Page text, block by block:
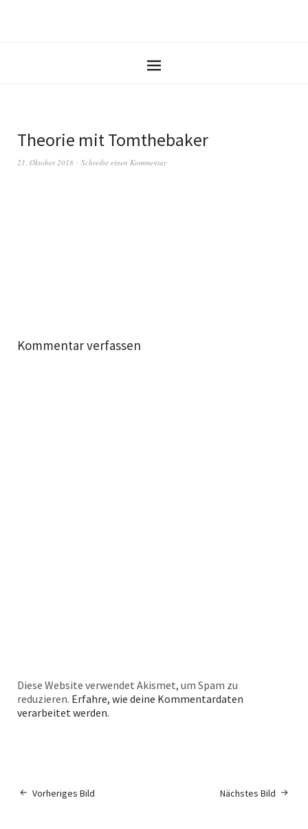
Theorie mit Tomthebaker
21. Oktober 2018 Schreibe einen Kommentar
Kommentar verfassen
Diese Website verwendet Akismet, um Spam zu
reduzieren. Erfahre, wie deine Kommentardaten
verarbeitet werden.
Nächstes Bild
Vorheriges Bild